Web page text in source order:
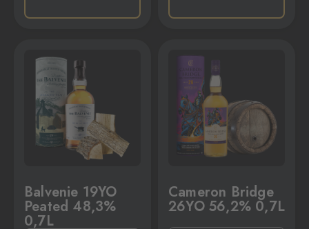
Balvenie 19YO
Peated 48,3%
0,7L
Cameron Bridge
26YO 56,2% 0,7L